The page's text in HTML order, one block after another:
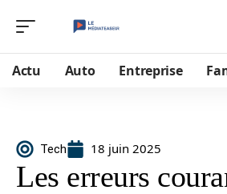
Actu Auto Entreprise
Tech 18 juin 2025
Les erreurs